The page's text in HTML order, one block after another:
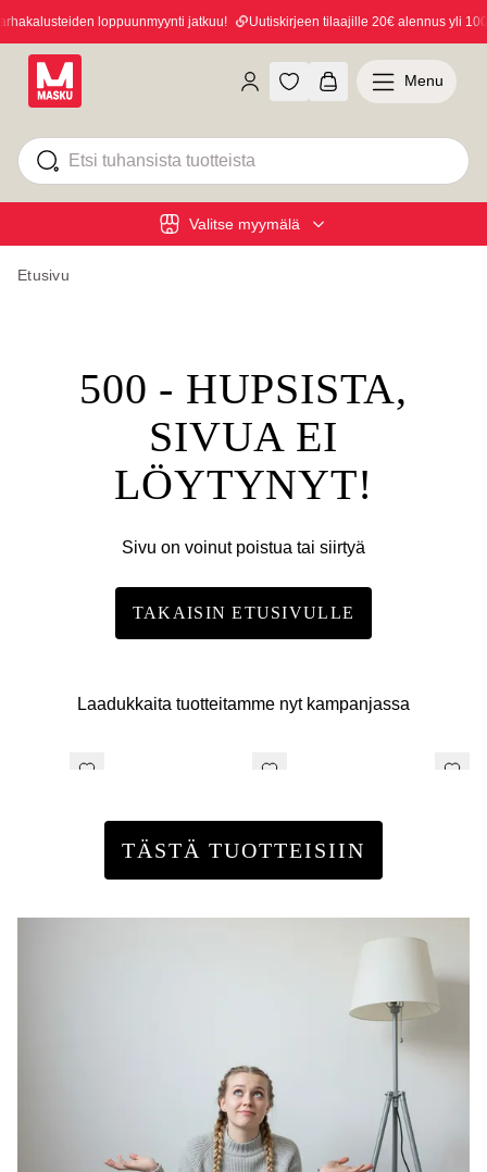
loppuunmyynti jatkuu! Uutiskirjeen tilaajille 20€ alennus yli
Valitse myymälä
Menu
Etusivu
500 - HUPSISTA,
SIVUA EI
LÖYTYNYT!
Sivu on voinut poistua tai siirtyä
TAKAISIN ETUSIVULLE
Laadukkaita tuotteitamme nyt kampanjassa
TÄSTÄ TUOTTEISIIN